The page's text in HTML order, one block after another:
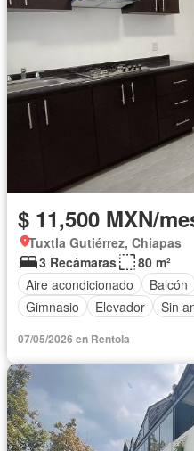
$ 11,500 MXN/
Tuxtla Gutiérrez, Chiapas
3 Recámaras
80 m²
Aire acondicionado
Balcón
Gimnasio
Elevador Sin
07/05/2026 en Rentola